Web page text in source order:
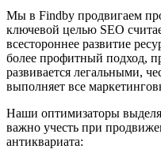
Мы в Findby продвигаем
ключевой целью SEO
всестороннее развитие
более профитный подход,
развивается легальными,
выполняет все
Наши оптимизаторы
важно учесть при
антиквариата: